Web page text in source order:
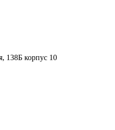
138Б корпус 10